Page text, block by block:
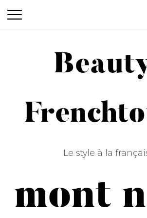
Beauty-
Le style à la
mont